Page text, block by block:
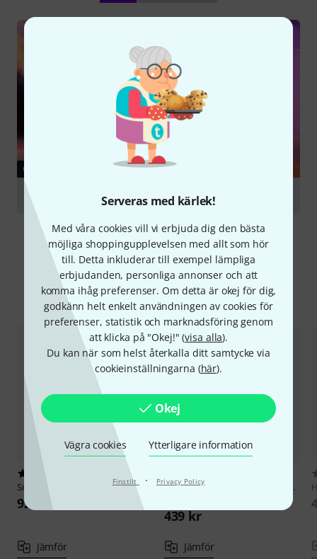
Serveras med kärlek!
Med våra cookies vill vi erbjuda dig den bästa
möjliga shoppingupplevelsen med allt som hör
till. Detta inkluderar till exempel lämpliga
erbjudanden, personliga annonser och att
komma ihåg preferenser. Om detta är okej för dig,
godkänn helt enkelt användningen av cookies för
preferenser, statistik och marknadsföring genom
att klicka på "Okej!" (visa alla).
Du kan när som helst återkalla ditt samtycke via
cookieinställningarna (här).
Okej
Vägra cookies Ytterligare information
Finstilt · Privacy Policy
GUIDE
Fog Machines
Jämför alternativ
Smoke Factory XLR-Remote II
929 kr
Jämför
Smoke Factory
Canister Lid incl.
439 kr
Jämför